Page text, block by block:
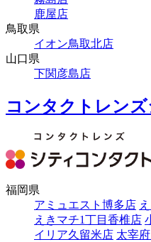
鹿屋店
鳥取県
イオン鳥取北店
山口県
下関彦島店
コンタクトレン
福岡県
アミュエスト博多店
えきマチ1丁目香椎店
イリア久留米店 太宰